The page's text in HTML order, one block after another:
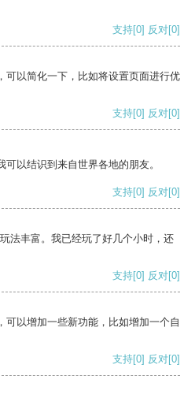
支持[0] 反对[0]
可以简化一下，比如将设置页面进行优
支持[0] 反对[0]
以结识到来自世界各地的朋友。
支持[0] 反对[0]
法丰富。我已经玩了好几个小时，还
支持[0] 反对[0]
可以增加一些新功能，比如增加一个自
支持[0] 反对[0]